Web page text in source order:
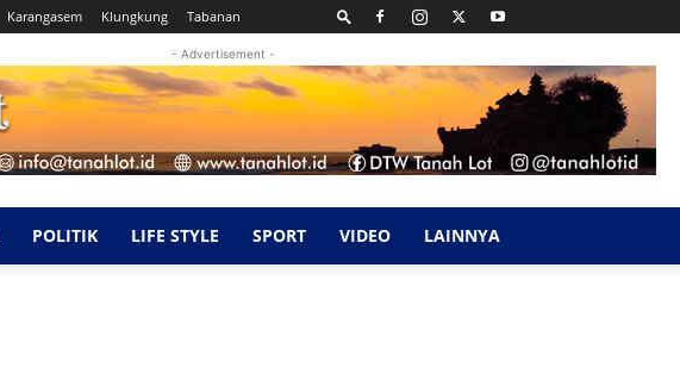
Karangasem Klungkung Tabanan
- Advertisement -
POLITIK LIFE STYLE SPORT VIDEO LAINNYA